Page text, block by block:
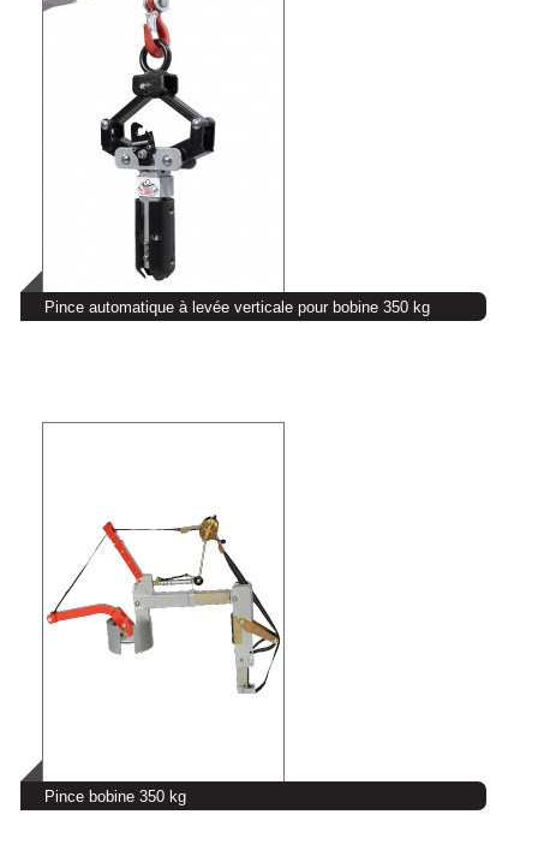
Pince automatique à levée verticale pour bobine 350 kg
Pince bobine 350 kg